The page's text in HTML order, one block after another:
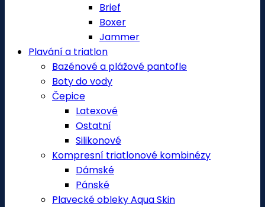
Brief
Boxer
Jammer
Plavání a triatlon
Bazénové a plážové pantofle
Boty do vody
Čepice
Latexové
Ostatní
Silikonové
Kompresní triatlonové kombinézy
Dámské
Pánské
Plavecké obleky Aqua Skin